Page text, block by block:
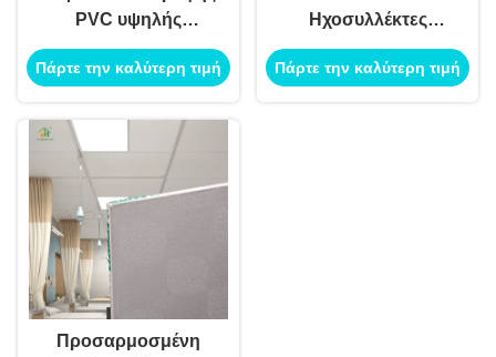
PVC υψηλής
ποιότητας,
πυράντοχη,
διακοσμητική
600x600mm
Πάρτε την καλύτερη τιμή
Ηχοσυλλέκτες
ορυκτές οροφές από
μαλλί για αίθουσα
Πάρτε την καλύτερη τιμή
Προσαρμοσμένη